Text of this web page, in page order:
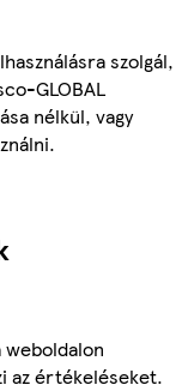
szolgál,
GLOBAL
nélkül, vagy
az értékeléseket.